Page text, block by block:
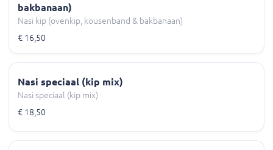
bakbanaan)
Nasi kip (ovenkip, kousenband & bakbanaan)
€ 16,50
Nasi speciaal (kip mix)
Nasi speciaal (kip mix)
€ 18,50